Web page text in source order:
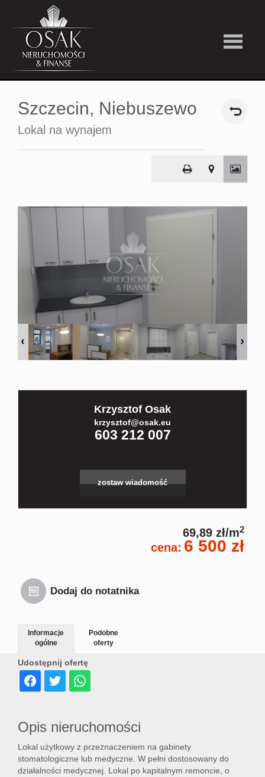
Kup
Strefa
Szczecin, Niebuszewo
Lokal na wynajem
Krzysztof Osak
krzysztof@osak.eu
603 212 007
zostaw wiadomość
69,89 zł/m2
cena: 6 500 zł
Dodaj do notatnika
Udostępnij ofertę
Informacje
ogólne
Podobne
oferty
Opis nieruchomości
Lokal użytkowy z przeznaczeniem na gabinety
stomatologiczne lub medyczne. W pełni dostosowany do
działalności medycznej. Lokal po kapitalnym remoncie, o